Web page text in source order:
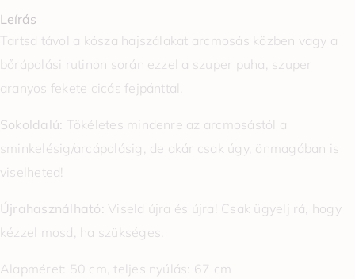
Leírás
Tartsd távol a kósza hajszálakat arcmosás közben vagy a
bőrápolási rutinon során ezzel a szuper puha, szuper
aranyos fekete cicás fejpánttal.
Sokoldalú: Tökéletes mindenre az arcmosástól a
sminkelésig/arcápolásig, de akár csak úgy, önmagában is
viselheted!
Újrahasználható: Viseld újra és újra! Csak ügyelj rá, hogy
kézzel mosd, ha szükséges.
Alapméret: 50 cm, teljes nyúlás: 67 cm